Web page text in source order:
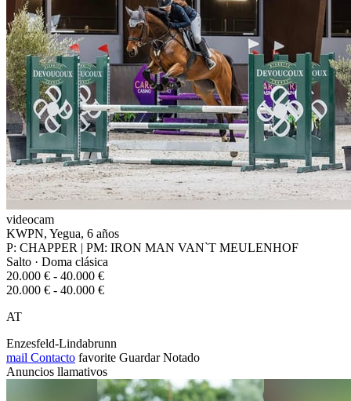
videocam
KWPN, Yegua, 6 años
P: CHAPPER | PM: IRON MAN VAN`T MEULENHOF
Salto · Doma clásica
20.000 € - 40.000 €
20.000 € - 40.000 €
AT
Enzesfeld-Lindabrunn
mail Contacto favorite Guardar Notado
Anuncios llamativos